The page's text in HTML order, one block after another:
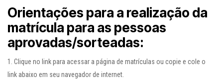
Orientações para a realização da
matrícula para as pessoas
aprovadas/sorteadas:
Clique no link para acessar a página de matrículas ou copie e cole o
link abaixo em seu navegador de internet.